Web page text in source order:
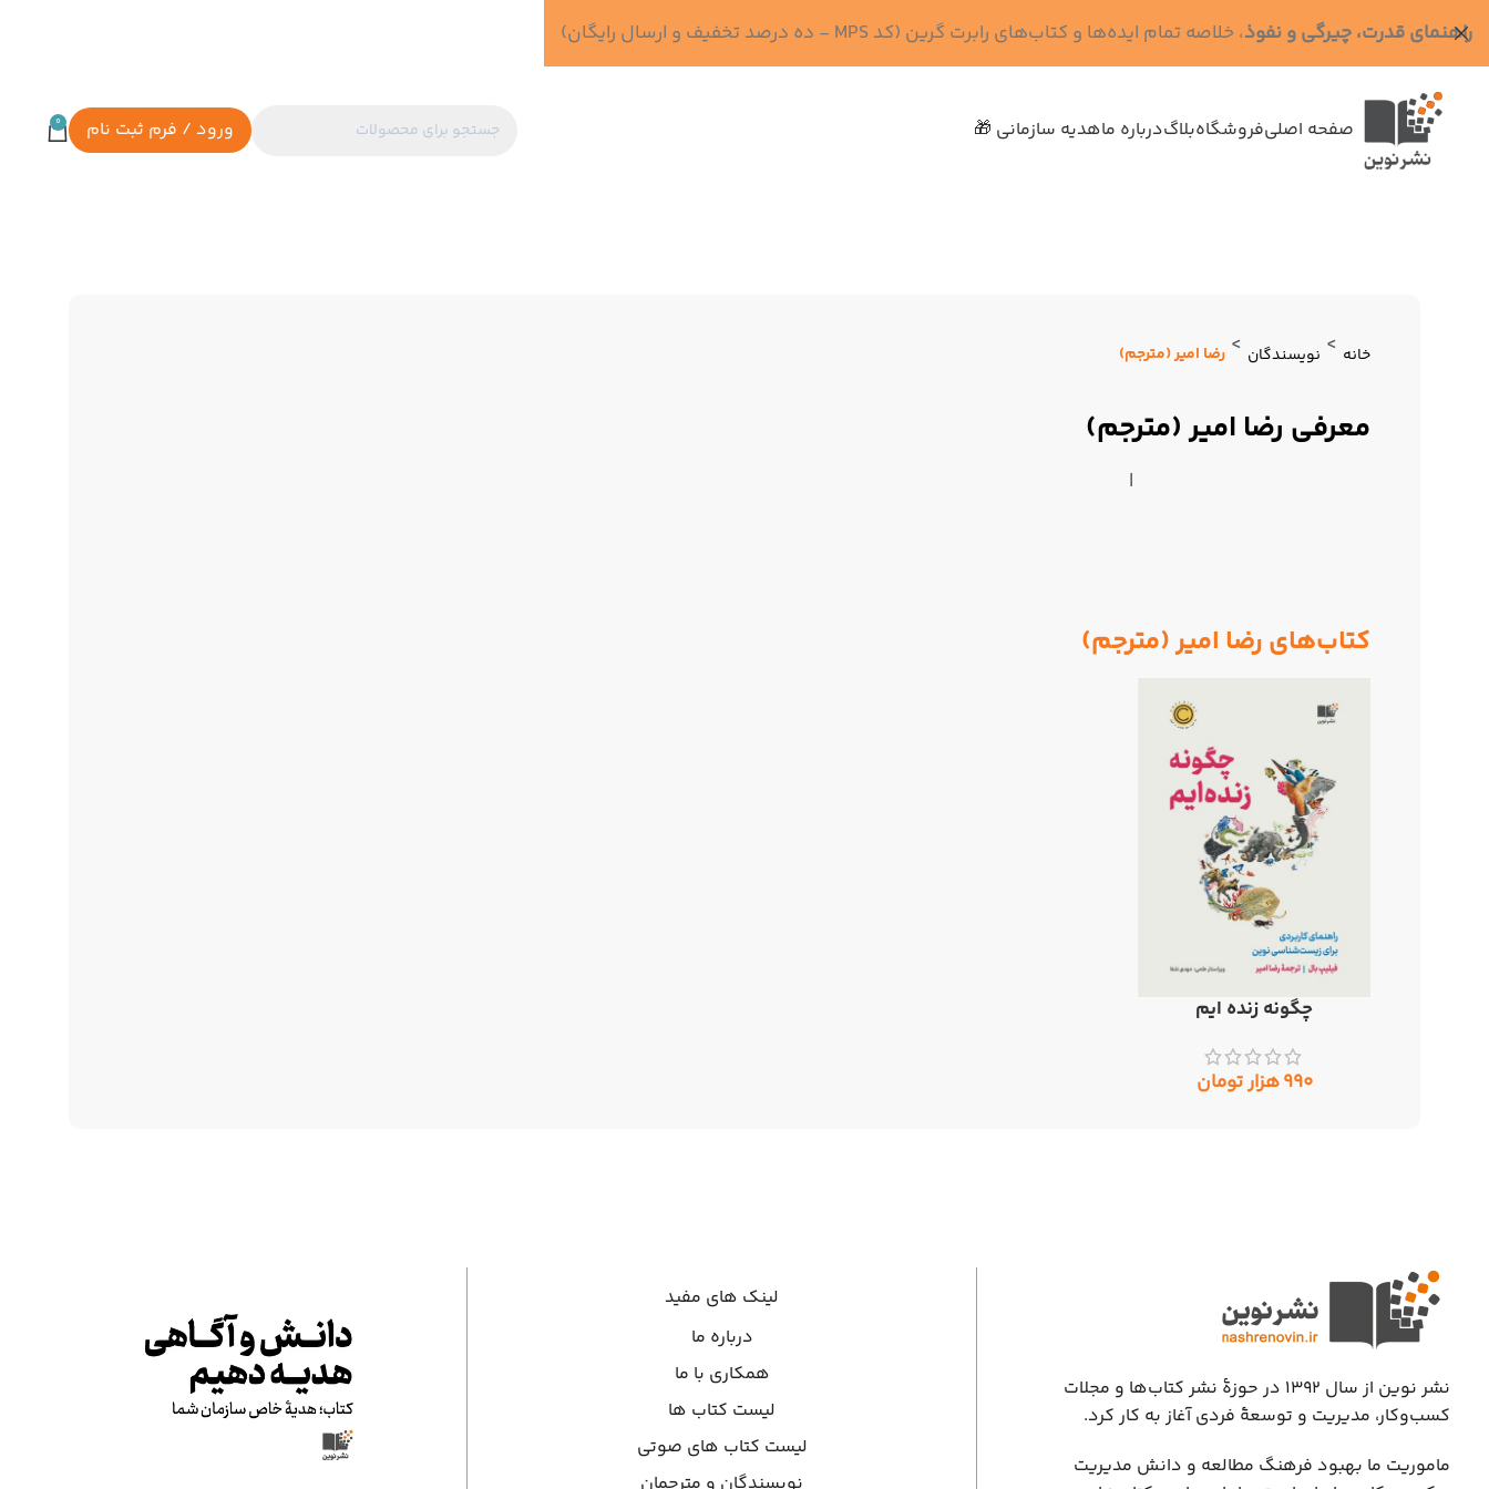
صفحه اصلیفروشگاهبلاگدرباره ماهدیه سازمانی 🎁 ورود / فرم ثبت نام 0
خانه > نویسندگان > رضا امیر (مترجم)
معرفی رضا امیر (مترجم)
|
کتاب‌های رضا امیر (مترجم)
افزودن به سبد خرید
چگونه زنده ایم
۹۹۰هزار تومان
نشر نوین از سال ۱۳۹۲ در حوزهٔ نشر کتاب‌ها و مجلات
کسب‌وکار، مدیریت و توسعهٔ فردی آغاز به کار کرد.
ماموریت ما بهبود فرهنگ مطالعه و دانش مدیریت
لینک های مفید
درباره ما
همکاری با ما
لیست کتاب ها
لیست کتاب های صوتی
راهنمای قدرت، چیرگی و نفوذ، خلاصه تمام ایده‌ها و کتاب‌های رابرت گرین (کد MPS - ده درصد تخفیف و ارسال رایگان)